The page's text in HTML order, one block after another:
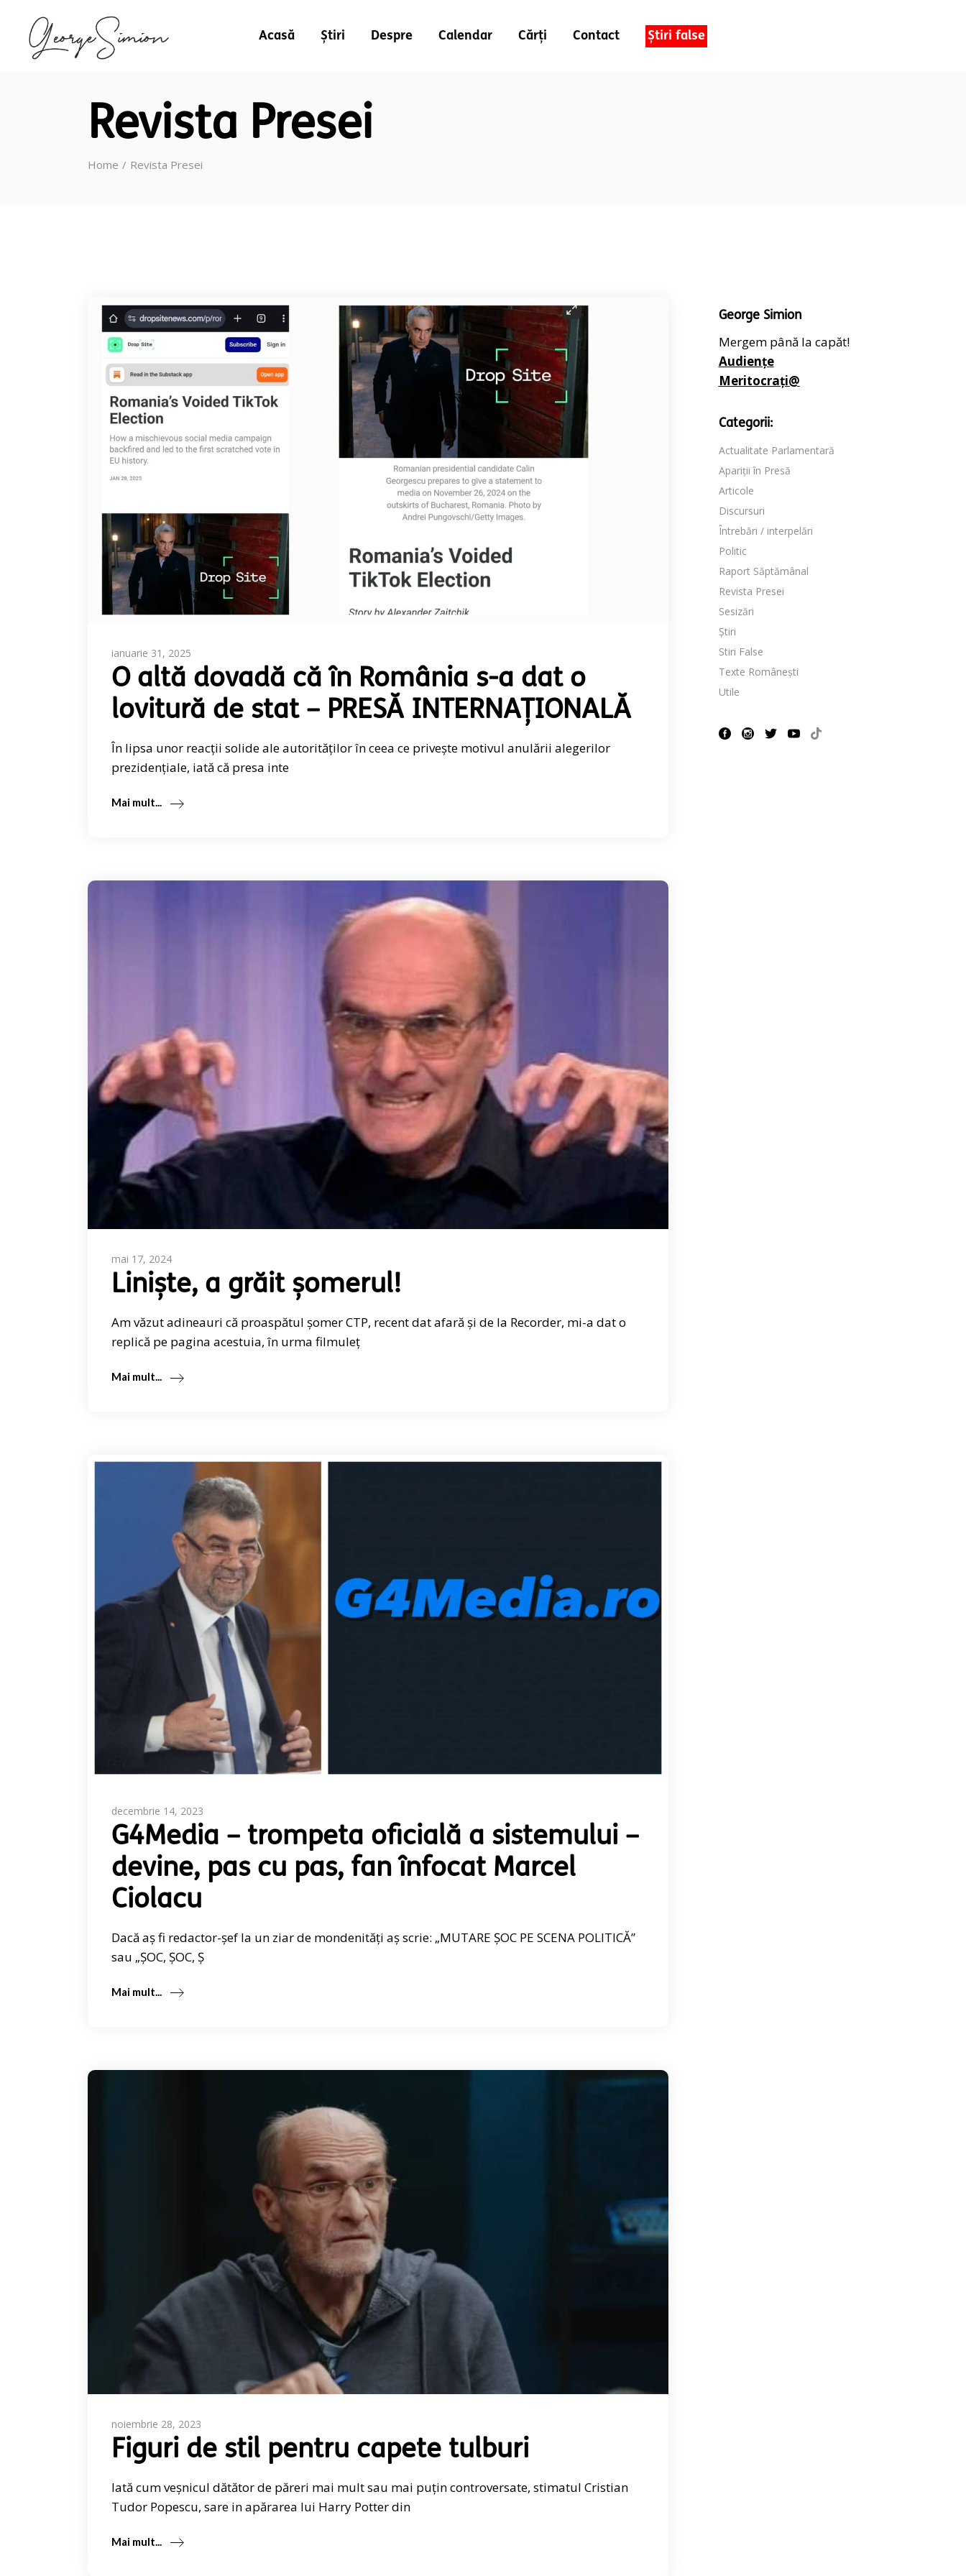
Acasă Știri Despre Calendar Cărți Contact Știri false
Revista Presei
Home Revista Presei
ianuarie 31, 2025
O altă dovadă că în România s-a dat o
lovitură de stat – PRESĂ INTERNAȚIONALĂ
În lipsa unor reacții solide ale autorităților în ceea ce privește motivul anulării alegerilor
prezidențiale, iată că presa inte
Mai mult...
mai 17, 2024
Liniște, a grăit șomerul!
Am văzut adineauri că proaspătul șomer CTP, recent dat afară și de la Recorder, mi-a dat o
replică pe pagina acestuia, în urma filmuleț
Mai mult...
decembrie 14, 2023
G4Media – trompeta oficială a sistemului –
devine, pas cu pas, fan înfocat Marcel
Ciolacu
Dacă aș fi redactor-șef la un ziar de mondenități aș scrie: „MUTARE ȘOC PE SCENA POLITICĂ”
sau „ȘOC, ȘOC, Ș
Mai mult...
noiembrie 28, 2023
Figuri de stil pentru capete tulburi
Iată cum veșnicul dătător de păreri mai mult sau mai puțin controversate, stimatul Cristian
Tudor Popescu, sare in apărarea lui Harry Potter din
Mai mult...
George Simion
Mergem până la capăt!
Audiențe
Meritocrați@
Categorii:
Actualitate Parlamentară
Apariții în Presă
Articole
Discursuri
Întrebări / interpelări
Politic
Raport Săptămânal
Revista Presei
Sesizări
Știri
Stiri False
Texte Românești
Utile